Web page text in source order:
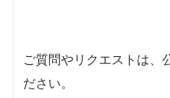
ご質問やリクエストは、
ださい。